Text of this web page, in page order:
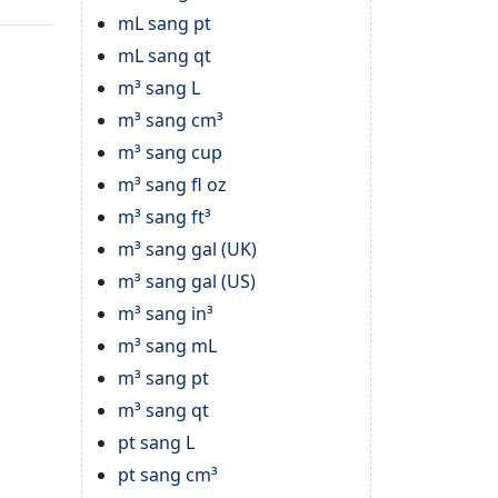
mL sang pt
mL sang qt
m³ sang L
m³ sang cm³
m³ sang cup
m³ sang fl oz
m³ sang ft³
m³ sang gal (UK)
m³ sang gal (US)
m³ sang in³
m³ sang mL
m³ sang pt
m³ sang qt
pt sang L
pt sang cm³